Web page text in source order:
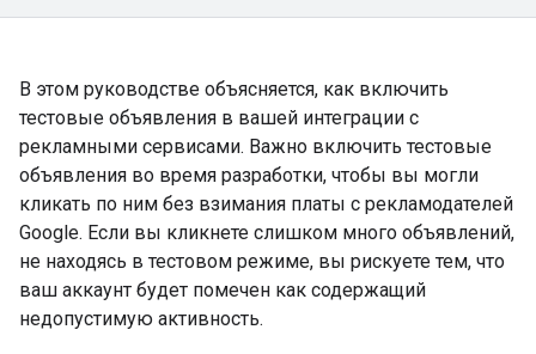
В этом руководстве объясняется, как включить
тестовые объявления в вашей интеграции с
рекламными сервисами. Важно включить тестовые
объявления во время разработки, чтобы вы могли
кликать по ним без взимания платы с рекламодателей
Google. Если вы кликнете слишком много объявлений,
не находясь в тестовом режиме, вы рискуете тем, что
ваш аккаунт будет помечен как содержащий
недопустимую активность.